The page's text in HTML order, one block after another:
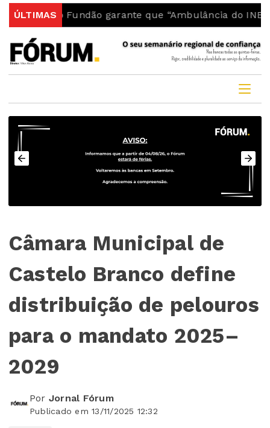
ÚLTIMAS
do Fundão garante que “Ambulância do INEM fica no
Câmara Municipal de
Castelo Branco define
distribuição de pelouros
para o mandato 2025–
2029
Por Jornal Fórum
Publicado em 13/11/2025 12:32